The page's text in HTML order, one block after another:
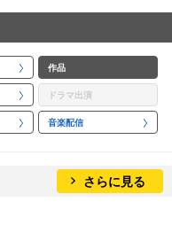
作品
ドラマ出演
音楽配信
さらに見る